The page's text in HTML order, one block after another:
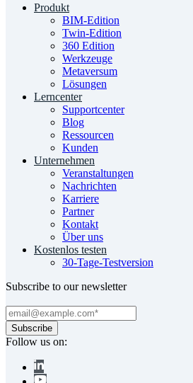
Produkt
BIM-Edition
Twin-Edition
360 Edition
Werkzeuge
Metaversum
Lösungen
Lerncenter
Supportcenter
Blog
Ressourcen
Kunden
Unternehmen
Veranstaltungen
Nachrichten
Karriere
Partner
Kontakt
Über uns
Kostenlos testen
30-Tage-Testversion
Subscribe to our newsletter
Follow us on: